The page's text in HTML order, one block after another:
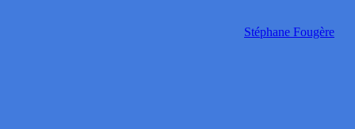
Stéphane Fougère